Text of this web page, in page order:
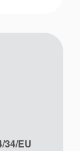
34/EU